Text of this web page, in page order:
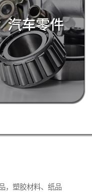
，塑胶材料、纸品